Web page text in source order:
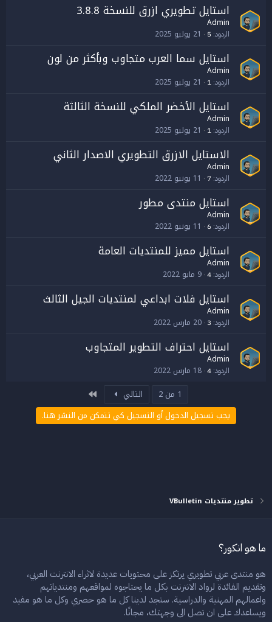
استايل تطويري ازرق للنسخة 3.8.8
Admin
الردود 5 21 يوليو 2025
استايل سما العرب متجاوب وبأكثر من لون
Admin
الردود 1 21 يوليو 2025
استايل الأخضر الملكي للنسخة الثالثة
Admin
الردود 1 21 يوليو 2025
الاستايل الازرق التطويري الاصدار الثاني
Admin
الردود 7 11 يونيو 2022
استايل منتدى مطور
Admin
الردود 6 11 يونيو 2022
استايل مميز للمنتديات العامة
Admin
الردود 4 9 مايو 2022
استايل فلات ابداعي لمنتديات الجيل الثالث
Admin
الردود 3 20 مارس 2022
استايل احتراف التطوير المتجاوب
Admin
الردود 4 18 مارس 2022
1 من 2 التالي
يجب تسجيل الدخول أو التسجيل كي تتمكن من النشر هنا.
تطوير منتديات VBulletin
ما هو انكور؟
هو منتدى عربي تطويري يرتكز على محتويات عديدة لاثراء الانترنت العربي،
وتقديم الفائدة لرواد الانترنت بكل ما يحتاجوه لمواقعهم ومنتدياتهم
واعمالهم المهنية والدراسية. ستجد لدينا كل ما هو حصري وكل ما هو مفيد
ويساعدك على ان تصل الى وجهتك، مجانًا.